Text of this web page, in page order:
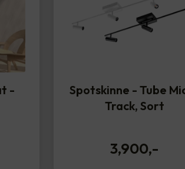
-
Spotskinne - Tube
Track, Sort
3,900,-